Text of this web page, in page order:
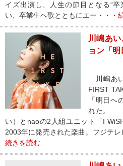
イズ出演し、人生の節目となる“
い、卒業生へ歌とともにエー・・・
川嶋あ
ョン「
川嶋あ
FIRST
「明日へ
れた。
い）とnaoの2人組ユニット「I
2003年に発売された楽曲。フジテ
続きを読む